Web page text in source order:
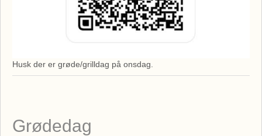
Husk der er grøde/grilldag på onsdag.
Grødedag